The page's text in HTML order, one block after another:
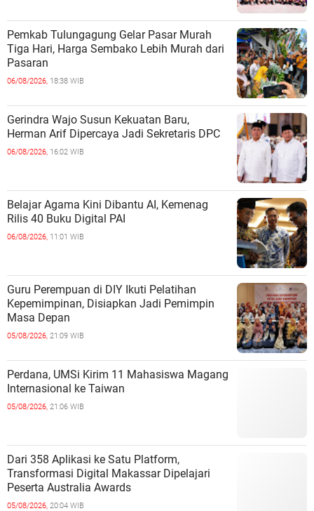
Pemkab Tulungagung Gelar Pasar Murah
Tiga Hari, Harga Sembako Lebih Murah dari
Pasaran
06/08/2026, 18:38 WIB
Gerindra Wajo Susun Kekuatan Baru,
Herman Arif Dipercaya Jadi Sekretaris DPC
06/08/2026, 16:02 WIB
Belajar Agama Kini Dibantu AI, Kemenag
Rilis 40 Buku Digital PAI
06/08/2026, 11:01 WIB
Guru Perempuan di DIY Ikuti Pelatihan
Kepemimpinan, Disiapkan Jadi Pemimpin
Masa Depan
05/08/2026, 21:09 WIB
Perdana, UMSi Kirim 11 Mahasiswa Magang
Internasional ke Taiwan
05/08/2026, 21:06 WIB
Dari 358 Aplikasi ke Satu Platform,
Transformasi Digital Makassar Dipelajari
Peserta Australia Awards
05/08/2026, 20:04 WIB